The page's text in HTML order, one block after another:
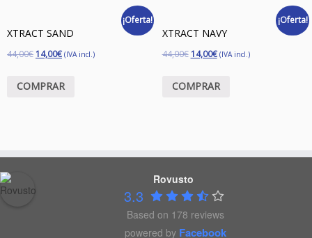
¡Oferta!
XTRACT SAND
44,00€ 14,00€ (IVA incl.)
COMPRAR
¡Oferta!
XTRACT NAVY
44,00€ 14,00€ (IVA incl.)
COMPRAR
Rovusto
3.3
Based on 178 reviews
powered by Facebook